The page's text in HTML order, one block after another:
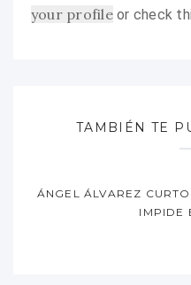
your profileor check
TAMBIÉN TE
ÁNGEL ÁLVAREZ
IMPIDE